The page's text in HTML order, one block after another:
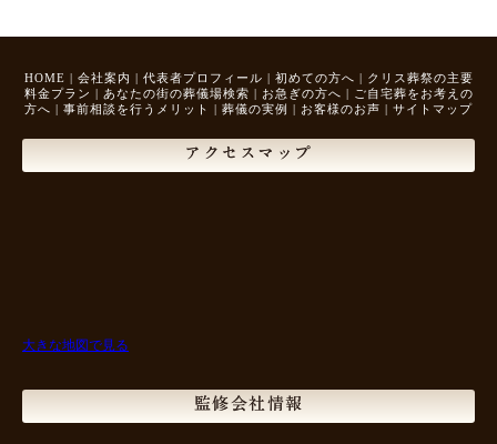
HOME | 会社案内 | 代表者プロフィール | 初めての方へ | クリス葬祭の主要
料金プラン | あなたの街の葬儀場検索 | お急ぎの方へ | ご自宅葬をお考えの
方へ | 事前相談を行うメリット | 葬儀の実例 | お客様のお声 | サイトマップ
アクセスマップ
大きな地図で見る
監修会社情報